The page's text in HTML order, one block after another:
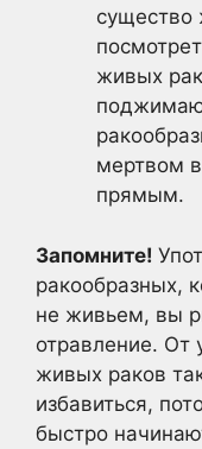
существо
живых
мертвом
прямым.
Запомните!
ракообразных,
не живьем, вы
отравление. От
живых раков
избавиться,
быстро